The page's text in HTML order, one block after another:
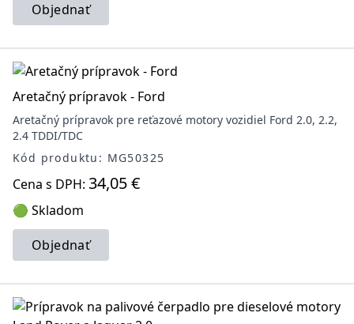
Objednať
Aretačný prípravok - Ford
Aretačný prípravok pre reťazové motory vozidiel Ford 2.0, 2.2,
2.4 TDDI/TDC
Kód produktu: MG50325
Cena s DPH: 34,05 €
🟢 Skladom
Objednať